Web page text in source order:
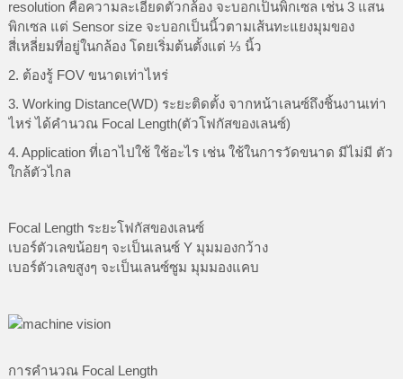
resolution คือความละเอียดตัวกล้อง จะบอกเป็นพิกเซล เช่น 3 แสน
พิกเซล แต่ Sensor size จะบอกเป็นนิ้วตามเส้นทะแยงมุมของ
สี่เหลี่ยมที่อยู่ในกล้อง โดยเริ่มต้นตั้งแต่ ⅓ นิ้ว
2. ต้องรู้ FOV ขนาดเท่าไหร่
3. Working Distance(WD) ระยะติดตั้ง จากหน้าเลนซ์ถึงชิ้นงานเท่า
ไหร่ ได้คำนวณ Focal Length(ตัวโฟกัสของเลนซ์)
4. Application ที่เอาไปใช้ ใช้อะไร เช่น ใช้ในการวัดขนาด มีไม่มี ตัว
ใกล้ตัวไกล
Focal Length ระยะโฟกัสของเลนซ์
เบอร์ตัวเลขน้อยๆ จะเป็นเลนซ์ Y มุมมองกว้าง
เบอร์ตัวเลขสูงๆ จะเป็นเลนซ์ซูม มุมมองแคบ
การคำนวณ Focal Length